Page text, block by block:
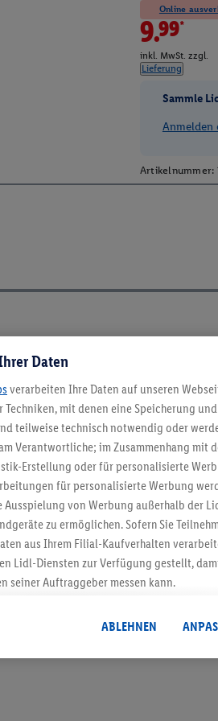
Online
9.99*
inkl. MwSt. zzgl.
Lieferung
Sammle
Anmelden
Artikelnummer:
5.95 € Versand
Jetzt zum Newsletter
Gutschein
Daten
verarbeiten Ihre Daten auf unseren
mit denen eine Speicherung
teilweise technisch notwendig oder
Verantwortliche; im Zusammenhang mit
Erstellung oder für personalisierte
für personalisierte Werbung
von Werbung außerhalb der
zu ermöglichen. Sofern Sie
aus Ihrem Filial-Kaufverhalten
Lidl-Diensten zur Verfügung gestellt,
seiner Auftraggeber messen kann.
von Daten (z.B. über Ihre
Ihrem Kundenkonto - z.B. Alter oder
und Lidl-Dienste hinweg
ABLEHNEN